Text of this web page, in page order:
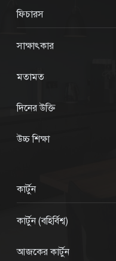
ফিচারস
সাক্ষাৎকার
মতামত
দিনের উক্তি
উচ্চ শিক্ষা
কার্টুন
কার্টুন (বহির্বিশ্ব)
আজকের কার্টুন